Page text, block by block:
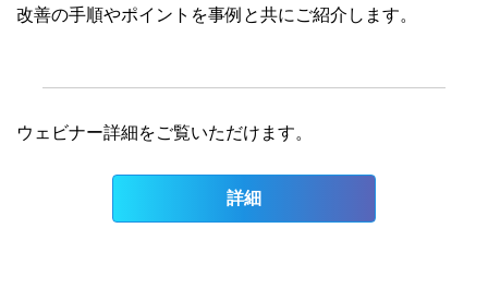
改善の手順やポイントを事例と共にご紹介します。
ウェビナー詳細をご覧いただけます。
詳細